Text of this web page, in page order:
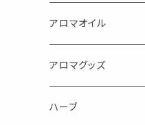
蒸し暑い夏やリフレッシュ
消臭に（用途：空間や衣服）
FLOWER LESO. フラ
Kiyome LESO. キヨ
体感-4℃ !? 薄荷をブ
アロマオイル
エッセンシャルオイル
シングル
キャリアオイル
アロマグッズ
エッセンシャルオイル
ハーブ